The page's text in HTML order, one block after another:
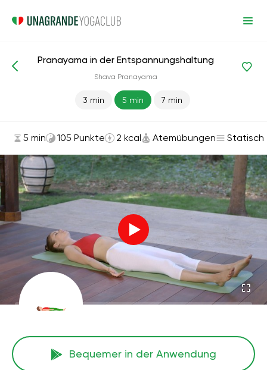
Asanas und Übungen
Pranayama in der Entspannungshaltung
Shava Pranayama
3 min 5 min 7 min
5 min 105 Punkte 2 kcal Atemübungen Statisch
Bequemer in der Anwendung